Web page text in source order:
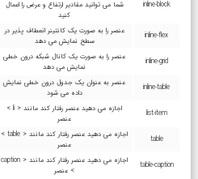
inline-block
شما می توانید مقادیر ارتفاع و عرض را اعمال
کنید
inline-flex
عنصر را به صورت یک کانتینر انعطاف پذیر در
سطح نمایش می دهد
inline-grid
عنصر را به صورت یک کانال شبکه درون خطی
نمایش می دهد
inline-table
عنصر به عنوان یک جدول درون خطی نمایش
داده می شود
list-item
اجازه می دهید عنصر رفتار کند مانند < li >
عنصر
table
اجازه می دهید عنصر رفتار کند مانند < table >
عنصر
table-caption
اجازه می دهید عنصر رفتار کند مانند < caption
> عنصر